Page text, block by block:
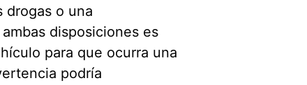
drogas o una
disposiciones es
para que ocurra una
podría